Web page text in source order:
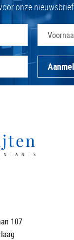
onze nieuwsbrief
107